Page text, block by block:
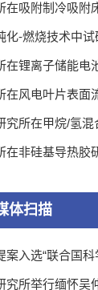
在吸附制冷吸附
化-燃烧技术中
在锂离子储能电
在风电叶片表面
究所在甲烷/氢
在非硅基导热胶
体扫描
案入选“联合国
究所举行缅怀吴